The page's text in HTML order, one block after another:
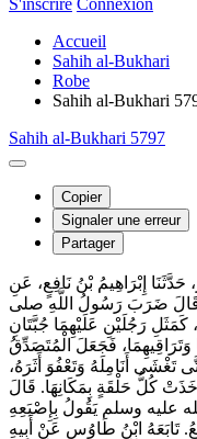
S'inscrire Connexion
Accueil
Sahih al-Bukhari
Robe
Sahih al-Bukhari
Sahih al-Bukhari 5797
Copier
Signaler une erreur
Partager
حَدَّثَنَا إِبْرَاهِيمُ بْنُ نَافِعٍ، عَنِ
ضَرَبَ رَسُولُ اللَّهِ صلى
كَمَثَلِ رَجُلَيْنِ عَلَيْهِمَا جُبَّتَانِ
فَجَعَلَ الْمُتَصَدِّقُ
أَنَامِلَهُ وَتَعْفُوَ أَثَرَهُ،
كُلُّ حَلْقَةٍ بِمَكَانِهَا‏.‏ قَالَ
عليه وسلم يَقُولُ بِإِصْبَعِهِ
تَابَعَهُ ابْنُ طَاوُسٍ عَنْ أَبِيهِ